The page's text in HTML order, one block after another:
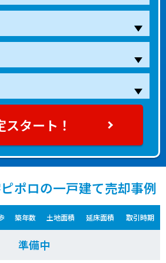
スタート！
ポロの一戸建て売却事例
築年数 土地面積 延床面積 取引時期
準備中